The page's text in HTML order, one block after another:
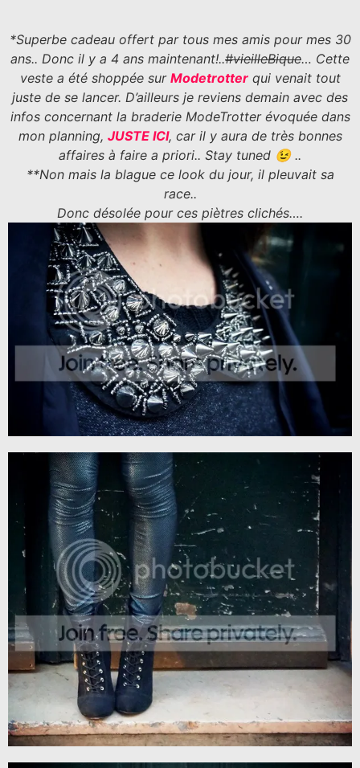
*Superbe cadeau offert par tous mes amis pour mes 30
ans.. Donc il y a 4 ans maintenant!..#vieilleBique… Cette
veste a été shoppée sur Modetrotterqui venait tout
juste de se lancer. D’ailleurs je reviens demain avec des
infos concernant la braderie ModeTrotter évoquée dans
mon planning, JUSTE ICI, car il y aura de très bonnes
affaires à faire a priori.. Stay tuned 😉 ..
**Non mais la blague ce look du jour, il pleuvait sa
race..
Donc désolée pour ces piètres clichés….